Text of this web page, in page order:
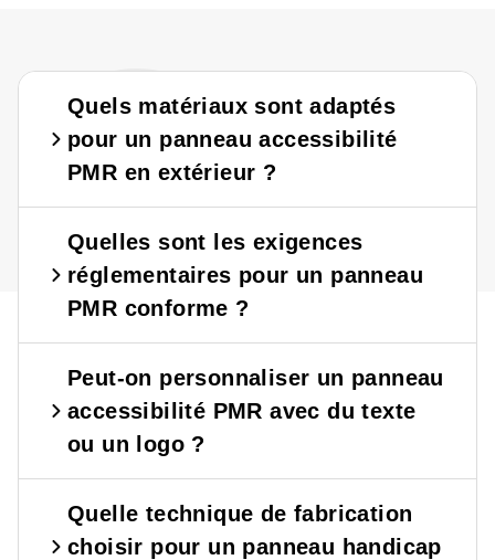
? ?
Quels matériaux sont adaptés
pour un panneau accessibilité
PMR en extérieur ?
Quelles sont les exigences
réglementaires pour un panneau
PMR conforme ?
Peut-on personnaliser un panneau
accessibilité PMR avec du texte
ou un logo ?
Quelle technique de fabrication
choisir pour un panneau handicap